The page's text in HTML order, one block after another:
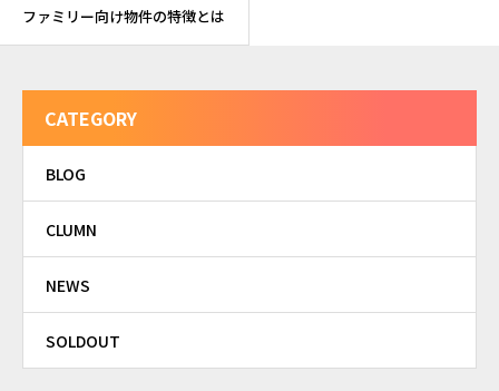
ファミリー向け物件の特徴とは
CATEGORY
BLOG
CLUMN
NEWS
SOLDOUT